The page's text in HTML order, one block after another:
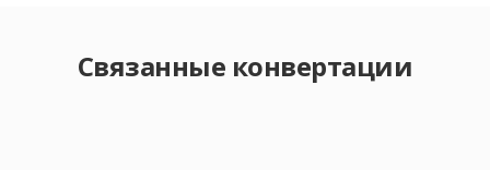
Связанные конвертации